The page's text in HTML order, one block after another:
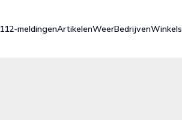
112-meldingenArtikelenWeerBedrijvenWinkels